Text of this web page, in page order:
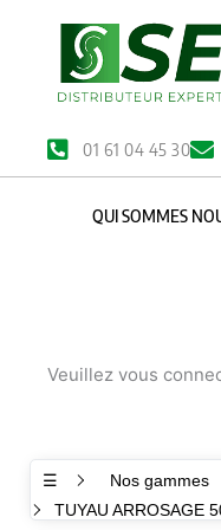
01 61 04 45 30
QUI SOMMES
Veuillez vous
☰ Nos gammes
TUYAU ARROSAGE